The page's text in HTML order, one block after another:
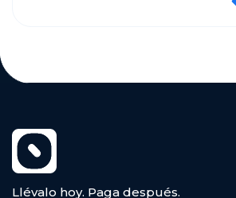
Llévalo hoy. Paga después.